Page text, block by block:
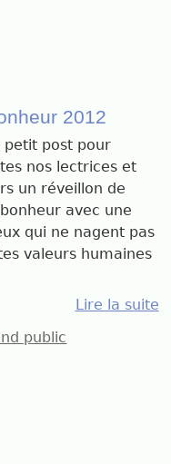
2012
petit post pour
nos lectrices et
un réveillon de
avec une
qui ne nagent pas
valeurs humaines
Lire la suite
public